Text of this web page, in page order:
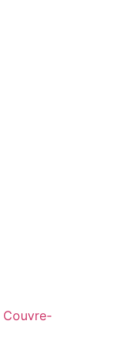
Couvre-